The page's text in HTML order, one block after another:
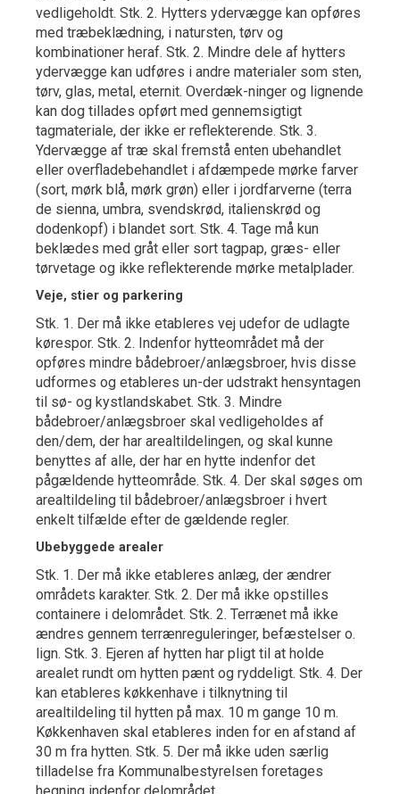
vedligeholdt. Stk. 2. Hytters ydervægge kan opføres
med træbeklædning, i natursten, tørv og
kombinationer heraf. Stk. 2. Mindre dele af hytters
ydervægge kan udføres i andre materialer som sten,
tørv, glas, metal, eternit. Overdæk-ninger og lignende
kan dog tillades opført med gennemsigtigt
tagmateriale, der ikke er reflekterende. Stk. 3.
Ydervægge af træ skal fremstå enten ubehandlet
eller overfladebehandlet i afdæmpede mørke farver
(sort, mørk blå, mørk grøn) eller i jordfarverne (terra
de sienna, umbra, svendskrød, italienskrød og
dodenkopf) i blandet sort. Stk. 4. Tage må kun
beklædes med gråt eller sort tagpap, græs- eller
tørvetage og ikke reflekterende mørke metalplader.
Veje, stier og parkering
Stk. 1. Der må ikke etableres vej udefor de udlagte
kørespor. Stk. 2. Indenfor hytteområdet må der
opføres mindre bådebroer/anlægsbroer, hvis disse
udformes og etableres un-der udstrakt hensyntagen
til sø- og kystlandskabet. Stk. 3. Mindre
bådebroer/anlægsbroer skal vedligeholdes af
den/dem, der har arealtildelingen, og skal kunne
benyttes af alle, der har en hytte indenfor det
pågældende hytteområde. Stk. 4. Der skal søges om
arealtildeling til bådebroer/anlægsbroer i hvert
enkelt tilfælde efter de gældende regler.
Ubebyggede arealer
Stk. 1. Der må ikke etableres anlæg, der ændrer
områdets karakter. Stk. 2. Der må ikke opstilles
containere i delområdet. Stk. 2. Terrænet må ikke
ændres gennem terrænreguleringer, befæstelser o.
lign. Stk. 3. Ejeren af hytten har pligt til at holde
arealet rundt om hytten pænt og ryddeligt. Stk. 4. Der
kan etableres køkkenhave i tilknytning til
arealtildeling til hytten på max. 10 m gange 10 m.
Køkkenhaven skal etableres inden for en afstand af
30 m fra hytten. Stk. 5. Der må ikke uden særlig
tilladelse fra Kommunalbestyrelsen foretages